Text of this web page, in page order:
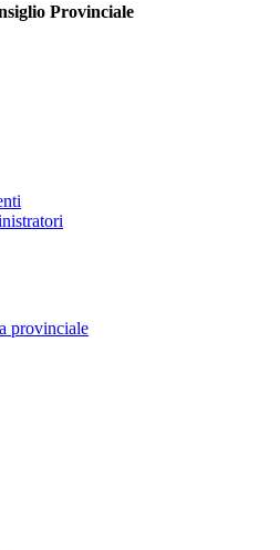
Provinciale
provinciale